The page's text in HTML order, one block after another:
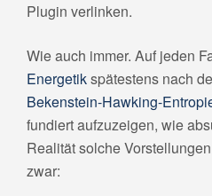
Plugin verlinken.
Wie auch immer. Auf jeden
Energetikspätestens nach
Bekenstein-Hawking-
fundiert aufzuzeigen, wie
Realität solche
zwar: